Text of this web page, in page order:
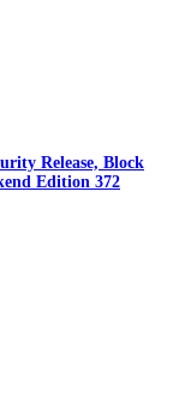
Release, Block
Edition 372